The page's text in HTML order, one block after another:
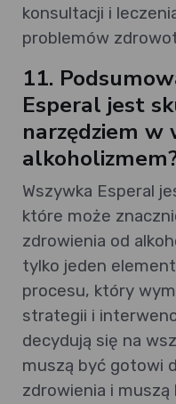
konsultacji i
problemów
11.
Esperal jest
narzędziem w
Wszywka Esperal
które może
zdrowienia od
tylko jeden
procesu, który
strategii i
decydują się na
muszą być gotowi
zdrowienia i